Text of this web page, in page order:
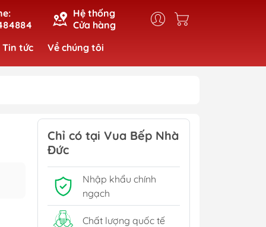
Hệ thống
Cửa hàng
Tin tức
Về chúng tôi
Chỉ có tại Vua Bếp Nhà
Đức
Nhập khẩu chính
ngạch
Chất lượng quốc tế